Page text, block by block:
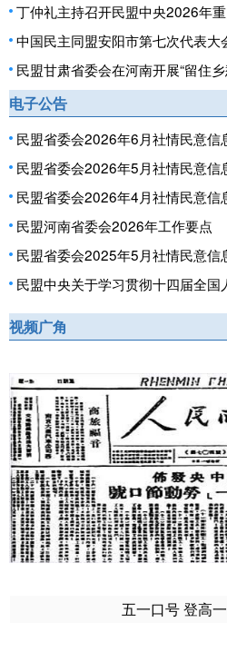
丁仲礼主持召开民盟中央2026年
中国民主同盟安阳市第七次代表大
电子公告
民盟省委会2026年6月社情民意信
民盟省委会2026年5月社情民意信
民盟省委会2026年4月社情民意信
民盟河南省委会2026年工作要点
民盟省委会2025年5月社情民意信
视频广角
五一口号 登高